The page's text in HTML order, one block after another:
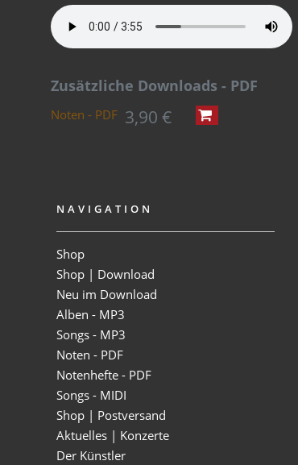
Zusätzliche Downloads - PDF
Noten - PDF 3,90 €
NAVIGATION
Shop
Shop | Download
Neu im Download
Alben - MP3
Songs - MP3
Noten - PDF
Notenhefte - PDF
Songs - MIDI
Shop | Postversand
Aktuelles | Konzerte
Der Künstler